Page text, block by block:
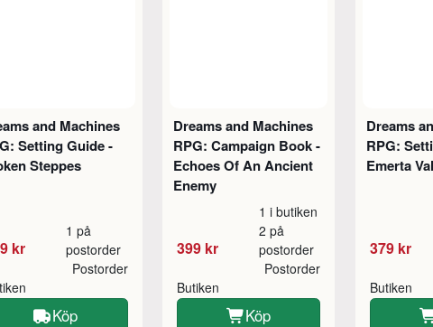
and Machines
Setting Guide -
Steppes
kr
1 på
postorder
Postorder
Köp
Dreams and Machines
RPG: Campaign Book -
Echoes Of An Ancient
Enemy
399 kr
1 i butiken
2 på
postorder
Butiken
Postorder
Köp
Dreams
RPG:
Emerta
379 kr
Butiken